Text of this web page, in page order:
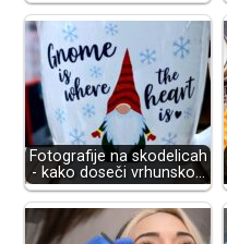
Fotografije na skodelicah
- kako doseči vrhunsko…